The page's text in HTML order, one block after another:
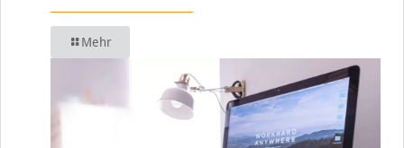
Mehr